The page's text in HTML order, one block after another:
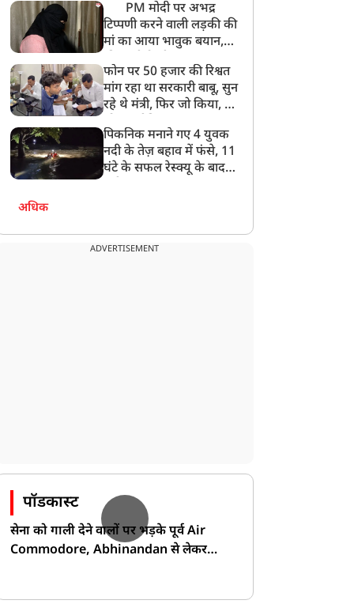
PM मोदी पर अभद्र
टिप्पणी करने वाली लड़की की
मां का आया भावुक बयान,
बेटी को गोद लें प्रधानमंत्री
फोन पर 50 हजार की रिश्वत
मांग रहा था सरकारी बाबू, सुन
रहे थे मंत्री, फिर जो किया, वो
पिकनिक मनाने गए 4 युवक
नदी के तेज़ बहाव में फंसे, 11
घंटे के सफल रेस्क्यू के बाद
अधिक
ADVERTISEMENT
पॉडकास्ट
सेना को गाली देने वालों पर भड़के पूर्व Air
Commodore, Abhinandan से लेकर